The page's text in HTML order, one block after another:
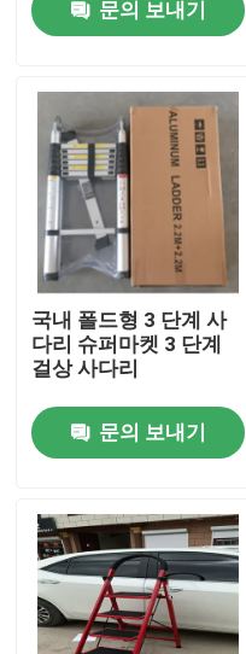
제품
우리에 대하여
공장 여행
품질 관리
연락주세요
인용문을 요구하세요
탄소 강철 스트립
탄소강 철근
문의 보내기
국내 폴드형 3 단계 사
다리 슈퍼마켓 3 단계
걸상 사다리
문의 보내기